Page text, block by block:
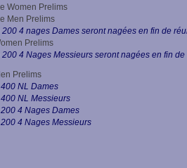
Women Prelims
Men Prelims
4 nages Dames seront nagées en fin de
Prelims
4 Nages Messieurs seront nagées en fin de
Prelims
NL Dames
NL Messieurs
4 Nages Dames
4 Nages Messieurs